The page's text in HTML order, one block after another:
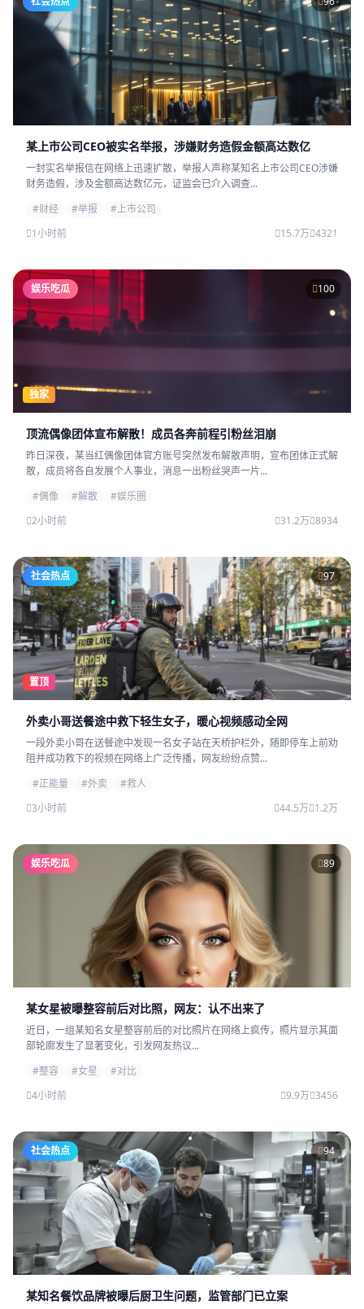
某上市公司CEO被实名举报，涉嫌财务造假金额高达数亿
一封实名举报信在网络上迅速扩散，举报人声称某知名上市公司CEO涉嫌
财务造假，涉及金额高达数亿元，证监会已介入调查...
#财经
#举报
#上市公司
1小时前
15.7万 4321
娱乐吃瓜 100
独家
顶流偶像团体宣布解散！成员各奔前程引粉丝泪崩
昨日深夜，某当红偶像团体官方账号突然发布解散声明，宣布团体正式解
散，成员将各自发展个人事业，消息一出粉丝哭声一片...
#偶像
#解散
#娱乐圈
2小时前
31.2万 8934
社会热点 97
置顶
外卖小哥送餐途中救下轻生女子，暖心视频感动全网
一段外卖小哥在送餐途中发现一名女子站在天桥护栏外，随即停车上前劝
阻并成功救下的视频在网络上广泛传播，网友纷纷点赞...
#正能量
#外卖
#救人
3小时前
44.5万 1.2万
娱乐吃瓜 89
某女星被曝整容前后对比照，网友：认不出来了
近日，一组某知名女星整容前后的对比照片在网络上疯传，照片显示其面
部轮廓发生了显著变化，引发网友热议...
#整容
#女星
#对比
4小时前
9.9万 3456
社会热点 94
某知名餐饮品牌被曝后厨卫生问题，监管部门已立案